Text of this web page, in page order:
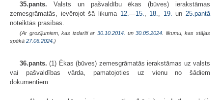
35.pants. Valsts un pašvaldību ēkas (būves) ierakstāmas
zemesgrāmatās, ievērojot šā likuma 12.—15., 18., 19.un 25.pantā
noteiktās prasības.
(Ar grozījumiem, kas izdarīti ar 30.10.2014. un30.05.2024 . likumu, kas stājas
spēkā 27.06.2024. )
36.pants. (1) Ēkas (būves) zemesgrāmatās ierakstāmas uz valsts
vai pašvaldības vārda, pamatojoties uz vienu no šādiem
dokumentiem: